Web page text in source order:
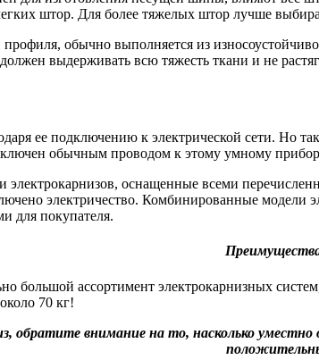
штор. Для более тяжелых штор лучше
обычно выполняется из
выдерживать всю тяжесть ткани и не
ее подключению к электрической сети. Но
обычным проводом к этому умному
оснащенные всеми
электричество. Комбинированные
для покупателя.
большой ассортимент электрокарнизных
70 кг!
обратите внимание на то, насколько